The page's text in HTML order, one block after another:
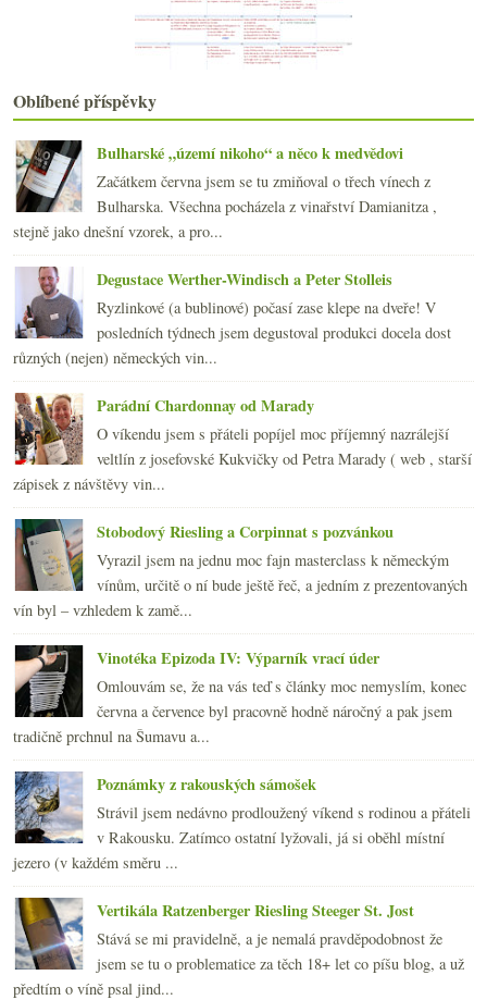
►2019 (238)
►2018(240)
►2017(240)
►2016(250)
►2015(251)
2014 (254)
2013
2012(254)
►2011(252)
►2010(249)
► 2009 (249)
2008
►2007(108)
Oblíbené příspěvky
Bulharské „území nikoho“ a něco k medvědovi
Začátkem června jsem se tu zmiňoval o třech vínech z
Bulharska. Všechna pocházela z vinařství Damianitza ,
stejně jako dnešní vzorek, a pro...
Degustace Werther-Windisch a Peter Stolleis
Ryzlinkové (a bublinové) počasí zase klepe na dveře! V
posledních týdnech jsem degustoval produkci docela dost
různých (nejen) německých vin...
Parádní Chardonnay od Marady
O víkendu jsem s přáteli popíjel moc příjemný nazrálejší
veltlín z josefovské Kukvičky od Petra Marady ( web , starší
zápisek z návštěvy vin...
Stobodový Riesling a Corpinnat s pozvánkou
Vyrazil jsem na jednu moc fajn masterclass k německým
vínům, určitě o ní bude ještě řeč, a jedním z prezentovaných
vín byl – vzhledem k zamě...
Vinotéka Epizoda IV: Výparník vrací úder
Omlouvám se, že na vás teď s články moc nemyslím, konec
června a července byl pracovně hodně náročný a pak jsem
tradičně prchnul na Šumavu a...
Poznámky z rakouských sámošek
Strávil jsem nedávno prodloužený víkend s rodinou a přáteli
v Rakousku. Zatímco ostatní lyžovali, já si oběhl místní
jezero (v každém směru ...
Vertikála Ratzenberger Riesling Steeger St. Jost
Stává se mi pravidelně, a je nemalá pravděpodobnost že
jsem se tu o problematice za těch 18+ let co píšu blog, a už
předtím o víně psal jind...